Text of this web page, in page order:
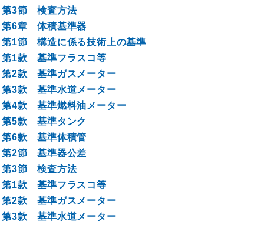
第3節 検査方法
第6章 体積基準器
第1節 構造に係る技術上の基準
第1款 基準フラスコ等
第2款 基準ガスメーター
第3款 基準水道メーター
第4款 基準燃料油メーター
第5款 基準タンク
第6款 基準体積管
第2節 基準器公差
第3節 検査方法
第1款 基準フラスコ等
第2款 基準ガスメーター
第3款 基準水道メーター